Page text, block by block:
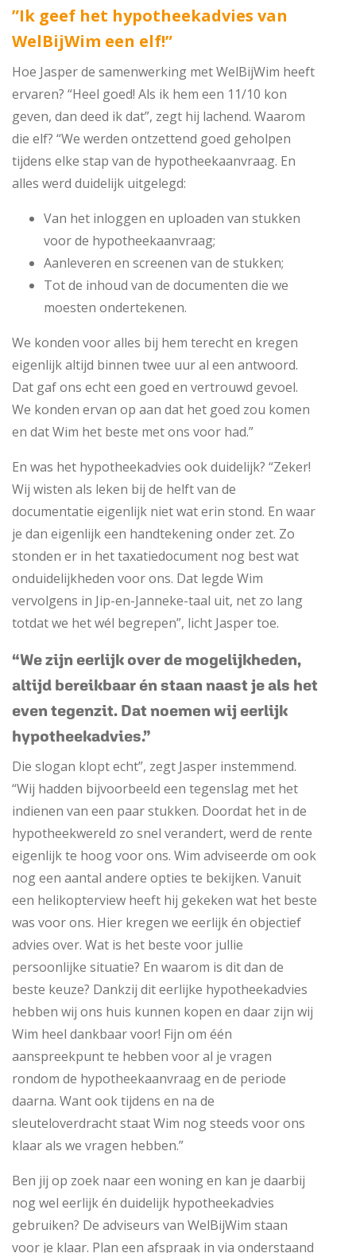
”Ik geef het hypotheekadvies van
WelBijWim een elf!”
Hoe Jasper de samenwerking met WelBijWim heeft
ervaren? “Heel goed! Als ik hem een 11/10 kon
geven, dan deed ik dat”, zegt hij lachend. Waarom
die elf? “We werden ontzettend goed geholpen
tijdens elke stap van de hypotheekaanvraag. En
alles werd duidelijk uitgelegd:
Van het inloggen en uploaden van stukken
voor de hypotheekaanvraag;
Aanleveren en screenen van de stukken;
Tot de inhoud van de documenten die we
moesten ondertekenen.
We konden voor alles bij hem terecht en kregen
eigenlijk altijd binnen twee uur al een antwoord.
Dat gaf ons echt een goed en vertrouwd gevoel.
We konden ervan op aan dat het goed zou komen
en dat Wim het beste met ons voor had.”
En was het hypotheekadvies ook duidelijk? “Zeker!
Wij wisten als leken bij de helft van de
documentatie eigenlijk niet wat erin stond. En waar
je dan eigenlijk een handtekening onder zet. Zo
stonden er in het taxatiedocument nog best wat
onduidelijkheden voor ons. Dat legde Wim
vervolgens in Jip-en-Janneke-taal uit, net zo lang
totdat we het wél begrepen”, licht Jasper toe.
“We zijn eerlijk over de mogelijkheden,
altijd bereikbaar én staan naast je als het
even tegenzit. Dat noemen wij eerlijk
hypotheekadvies.”
Die slogan klopt echt”, zegt Jasper instemmend.
“Wij hadden bijvoorbeeld een tegenslag met het
indienen van een paar stukken. Doordat het in de
hypotheekwereld zo snel verandert, werd de rente
eigenlijk te hoog voor ons. Wim adviseerde om ook
nog een aantal andere opties te bekijken. Vanuit
een helikopterview heeft hij gekeken wat het beste
was voor ons. Hier kregen we eerlijk én objectief
advies over. Wat is het beste voor jullie
persoonlijke situatie? En waarom is dit dan de
beste keuze? Dankzij dit eerlijke hypotheekadvies
hebben wij ons huis kunnen kopen en daar zijn wij
Wim heel dankbaar voor! Fijn om één
aanspreekpunt te hebben voor al je vragen
rondom de hypotheekaanvraag en de periode
daarna. Want ook tijdens en na de
sleuteloverdracht staat Wim nog steeds voor ons
klaar als we vragen hebben.”
Ben jij op zoek naar een woning en kan je daarbij
nog wel eerlijk én duidelijk hypotheekadvies
gebruiken? De adviseurs van WelBijWim staan
voor je klaar. Plan een afspraak in via onderstaand